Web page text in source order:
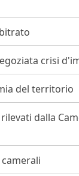
crisi
del territorio
dalla